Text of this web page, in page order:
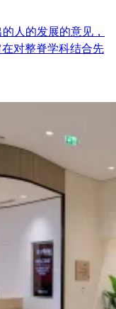
人的发展的意见，
对整脊学科结合先